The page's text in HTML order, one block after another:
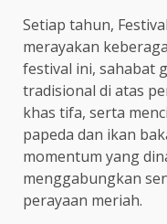
Setiap tahun,
merayakan
festival ini, sahabat
tradisional di atas
khas tifa, serta
papeda dan ikan
momentum yang
menggabungkan
perayaan meriah.